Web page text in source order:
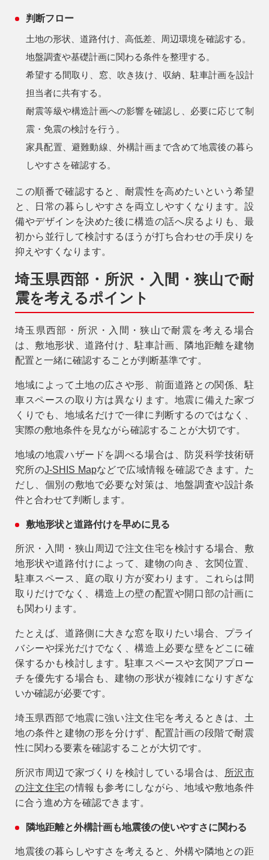
判断フロー
土地の形状、道路付け、高低差、周辺環境を確認する。
地盤調査や基礎計画に関わる条件を整理する。
希望する間取り、窓、吹き抜け、収納、駐車計画を設計
担当者に共有する。
耐震等級や構造計画への影響を確認し、必要に応じて制
震・免震の検討を行う。
家具配置、避難動線、外構計画まで含めて地震後の暮ら
しやすさを確認する。
この順番で確認すると、耐震性を高めたいという希望
と、日常の暮らしやすさを両立しやすくなります。設
備やデザインを決めた後に構造の話へ戻るよりも、最
初から並行して検討するほうが打ち合わせの手戻りを
抑えやすくなります。
埼玉県西部・所沢・入間・狭山で耐
震を考えるポイント
埼玉県西部・所沢・入間・狭山で耐震を考える場合
は、敷地形状、道路付け、駐車計画、隣地距離を建物
配置と一緒に確認することが判断基準です。
地域によって土地の広さや形、前面道路との関係、駐
車スペースの取り方は異なります。地震に備えた家づ
くりでも、地域名だけで一律に判断するのではなく、
実際の敷地条件を見ながら確認することが大切です。
地域の地震ハザードを調べる場合は、防災科学技術研
究所のJ-SHIS Mapなどで広域情報を確認できます。た
だし、個別の敷地で必要な対策は、地盤調査や設計条
件と合わせて判断します。
敷地形状と道路付けを早めに見る
所沢・入間・狭山周辺で注文住宅を検討する場合、敷
地形状や道路付けによって、建物の向き、玄関位置、
駐車スペース、庭の取り方が変わります。これらは間
取りだけでなく、構造上の壁の配置や開口部の計画に
も関わります。
たとえば、道路側に大きな窓を取りたい場合、プライ
バシーや採光だけでなく、構造上必要な壁をどこに確
保するかも検討します。駐車スペースや玄関アプロー
チを優先する場合も、建物の形状が複雑になりすぎな
いか確認が必要です。
埼玉県西部で地震に強い注文住宅を考えるときは、土
地の条件と建物の形を分けず、配置計画の段階で耐震
性に関わる要素を確認することが大切です。
所沢市周辺で家づくりを検討している場合は、
所沢市
の注文住宅の情報も参考にしながら、地域や敷地条件
に合う進め方を確認できます。
隣地距離と外構計画も地震後の使いやすさに関わる
地震後の暮らしやすさを考えると、外構や隣地との距
04-2950-7171
事業用
04-2968-5522